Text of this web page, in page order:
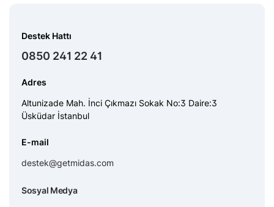
Destek Hattı
0850 241 22 41
Adres
Altunizade Mah. İnci Çıkmazı Sokak No:3 Daire:3
Üsküdar İstanbul
E-mail
destek@getmidas.com
Sosyal Medya